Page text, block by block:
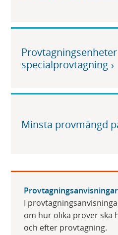
specialprovtagning
Minsta provmängd
Provtagningsanvisningar
I
om hur olika prover ska
och efter provtagning.